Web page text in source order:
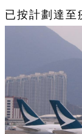
已按計劃達至